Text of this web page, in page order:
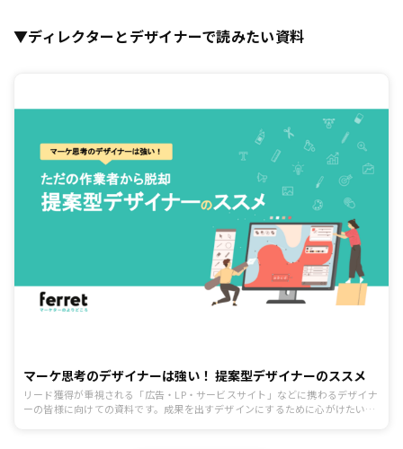
▼ディレクターとデザイナーで読みたい資料
マーケ思考のデザイナーは強い！ 提案型デザイナーのススメ
リード獲得が重視される「広告・LP・サービスサイト」などに携わるデザイナ
ーの皆様に向けての資料です。成果を出すデザインにするために心がけたいポ